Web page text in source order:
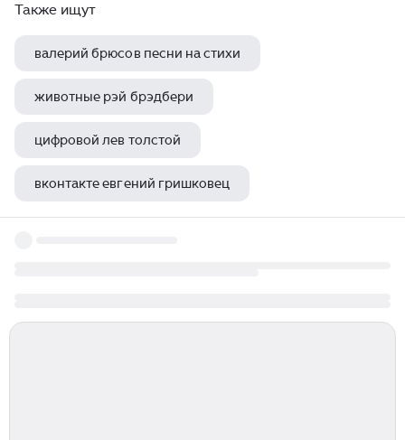
Также ищут
валерий брюсов песни на стихи
животные рэй брэдбери
цифровой лев толстой
вконтакте евгений гришковец